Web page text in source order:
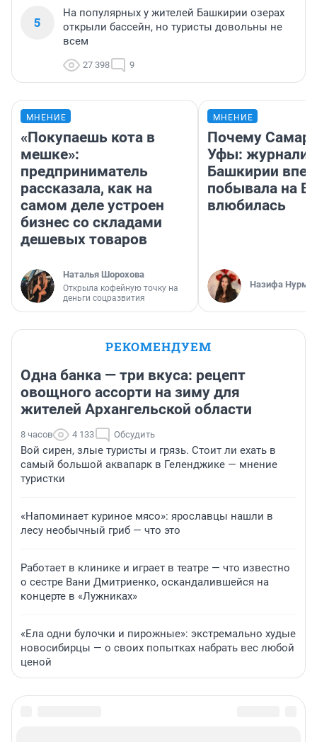
5
На популярных у жителей Башкирии озерах
открыли бассейн, но туристы довольны не
всем
27 398 9
МНЕНИЕ
«Покупаешь кота в
мешке»:
предприниматель
рассказала, как на
самом деле устроен
бизнес со складами
дешевых товаров
Наталья Шорохова
Открыла кофейную точку на
деньги соцразвития
МНЕНИЕ
Почему
Уфы:
Башкирии
побывала на
влюбилась
Назифа
РЕКОМЕНДУЕМ
Одна банка — три вкуса: рецепт
овощного ассорти на зиму для
жителей Архангельской области
8 часов 4 133 Обсудить
Вой сирен, злые туристы и грязь. Стоит ли ехать в
самый большой аквапарк в Геленджике — мнение
туристки
«Напоминает куриное мясо»: ярославцы нашли в
лесу необычный гриб — что это
Работает в клинике и играет в театре — что известно
о сестре Вани Дмитриенко, оскандалившейся на
концерте в «Лужниках»
«Ела одни булочки и пирожные»: экстремально худые
новосибирцы — о своих попытках набрать вес любой
ценой